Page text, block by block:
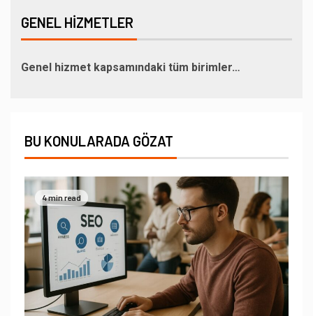
GENEL HIZMETLER
Genel hizmet kapsamındaki tüm birimler…
BU KONULARADA GÖZAT
4 min read